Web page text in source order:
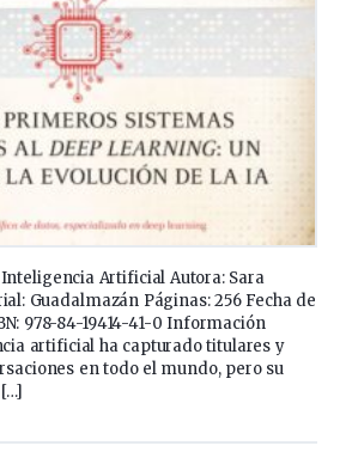
Artificial Autora: Sara
Guadalmazán Páginas: 256 Fecha de
978-84-19414-41-0 Información
artificial ha capturado titulares y
en todo el mundo, pero su